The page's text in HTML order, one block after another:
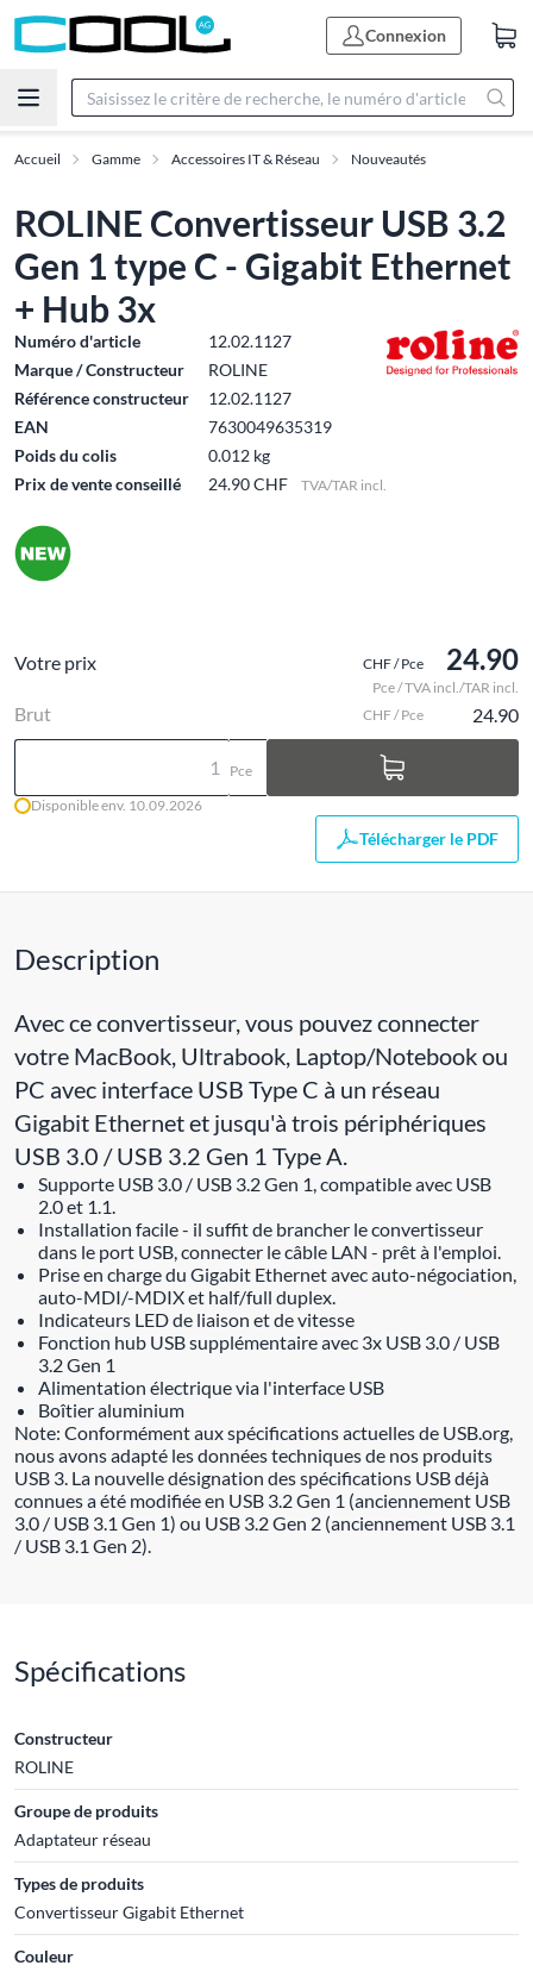
Connexion
Accueil Gamme Accessoires IT & Réseau Nouveautés
ROLINE Convertisseur USB 3.2
Gen 1 type C - Gigabit Ethernet
+ Hub 3x
Numéro d'article
12.02.1127
Marque / Constructeur
ROLINE
Référence constructeur
12.02.1127
EAN
7630049635319
Poids du colis
0.012 kg
Prix de vente conseillé
24.90 CHF TVA/TAR incl.
Votre prix CHF / Pce 24.90
Pce / TVA incl./TAR incl.
Brut CHF / Pce 24.90
Pce
Disponible env. 10.09.2026
Télécharger le PDF
Description
Avec ce convertisseur, vous pouvez connecter
votre MacBook, Ultrabook, Laptop/Notebook ou
PC avec interface USB Type C à un réseau
Gigabit Ethernet et jusqu'à trois périphériques
USB 3.0 / USB 3.2 Gen 1 Type A.
Supporte USB 3.0 / USB 3.2 Gen 1, compatible avec USB
2.0 et 1.1.
Installation facile - il suffit de brancher le convertisseur
dans le port USB, connecter le câble LAN - prêt à l'emploi.
Prise en charge du Gigabit Ethernet avec auto-négociation,
auto-MDI/-MDIX et half/full duplex.
Indicateurs LED de liaison et de vitesse
Fonction hub USB supplémentaire avec 3x USB 3.0 / USB
3.2 Gen 1
Alimentation électrique via l'interface USB
Boîtier aluminium
Note: Conformément aux spécifications actuelles de USB.org,
nous avons adapté les données techniques de nos produits
USB 3. La nouvelle désignation des spécifications USB déjà
connues a été modifiée en USB 3.2 Gen 1 (anciennement USB
3.0 / USB 3.1 Gen 1) ou USB 3.2 Gen 2 (anciennement USB 3.1
/ USB 3.1 Gen 2).
Spécifications
Constructeur
ROLINE
Groupe de produits
Adaptateur réseau
Types de produits
Convertisseur Gigabit Ethernet
Couleur